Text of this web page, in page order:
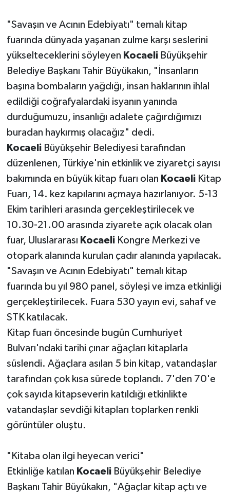
"Savaşın ve Acının Edebiyatı" temalı kitap
fuarında dünyada yaşanan zulme karşı seslerini
yükselteceklerini söyleyen KocaeliBüyükşehir
Belediye Başkanı Tahir Büyükakın, "İnsanların
başına bombaların yağdığı, insan haklarının ihlal
edildiği coğrafyalardaki isyanın yanında
durduğumuzu, insanlığı adalete çağırdığımızı
buradan haykırmış olacağız" dedi.
KocaeliBüyükşehir Belediyesi tarafından
düzenlenen, Türkiye'nin etkinlik ve ziyaretçi sayısı
bakımında en büyük kitap fuarı olan KocaeliKitap
Fuarı, 14. kez kapılarını açmaya hazırlanıyor. 5-13
Ekim tarihleri arasında gerçekleştirilecek ve
10.30-21.00 arasında ziyarete açık olacak olan
fuar, Uluslararası KocaeliKongre Merkezi ve
otopark alanında kurulan çadır alanında yapılacak.
"Savaşın ve Acının Edebiyatı" temalı kitap
fuarında bu yıl 980 panel, söyleşi ve imza etkinliği
gerçekleştirilecek. Fuara 530 yayın evi, sahaf ve
STK katılacak.
Kitap fuarı öncesinde bugün Cumhuriyet
Bulvarı'ndaki tarihi çınar ağaçları kitaplarla
süslendi. Ağaçlara asılan 5 bin kitap, vatandaşlar
tarafından çok kısa sürede toplandı. 7'den 70'e
çok sayıda kitapseverin katıldığı etkinlikte
vatandaşlar sevdiği kitapları toplarken renkli
görüntüler oluştu.
"Kitaba olan ilgi heyecan verici"
Etkinliğe katılan KocaeliBüyükşehir Belediye
Başkanı Tahir Büyükakın, "Ağaçlar kitap açtı ve